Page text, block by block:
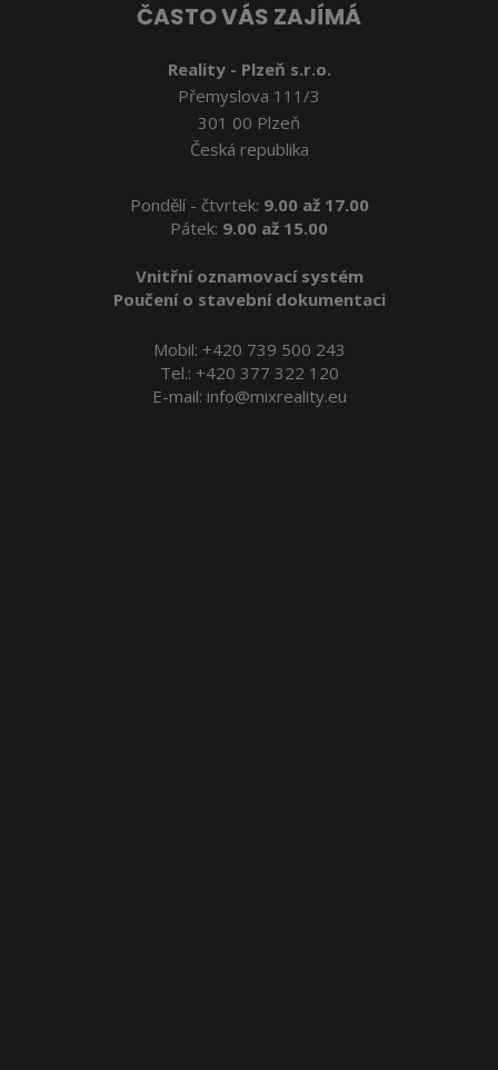
ČASTO VÁS ZAJÍMÁ
Reality - Plzeň s.r.o.
Přemyslova 111/3
301 00 Plzeň
Česká republika
Pondělí - čtvrtek: 9.00 až 17.00
Pátek: 9.00 až 15.00
Vnitřní oznamovací systém
Poučení o stavební dokumentaci
Mobil: +420 739 500 243
Tel.: +420 377 322 120
E-mail: info@mixreality.eu